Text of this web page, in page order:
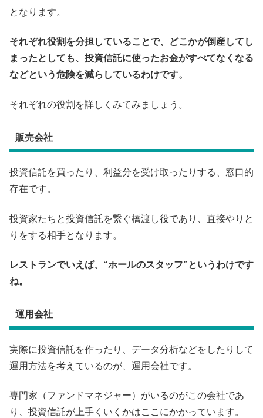
となります。
それぞれ役割を分担していることで、どこかが倒産してし
まったとしても、投資信託に使ったお金がすべてなくなる
などという危険を減らしているわけです。
それぞれの役割を詳しくみてみましょう。
販売会社
投資信託を買ったり、利益分を受け取ったりする、窓口的
存在です。
投資家たちと投資信託を繋ぐ橋渡し役であり、直接やりと
りをする相手となります。
レストランでいえば、“ホールのスタッフ”というわけです
ね。
運用会社
実際に投資信託を作ったり、データ分析などをしたりして
運用方法を考えているのが、運用会社です。
専門家（ファンドマネジャー）がいるのがこの会社であ
り、投資信託が上手くいくかはここにかかっています。